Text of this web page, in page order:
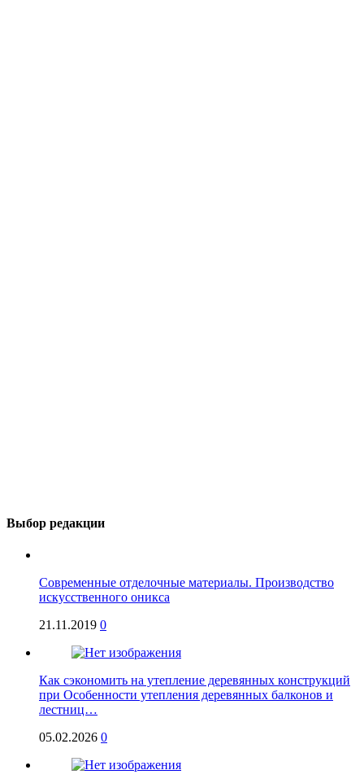
Выбор редакции
Современные отделочные материалы. Производство
искусственного оникса
21.11.2019 0
Как сэкономить на утепление деревянных конструкций
при Особенности утепления деревянных балконов и
лестниц…
05.02.2026 0